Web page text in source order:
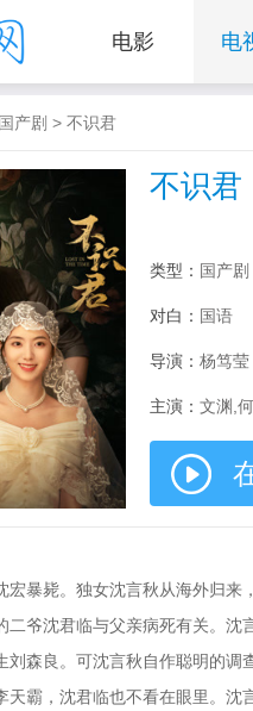
电影 电
国产剧 > 不识君
不识君
类型： 国产剧
对白： 国语
导演： 杨笃莹
主演： 文渊,
宏暴毙。独女沈言秋从海外归来
二爷沈君临与父亲病死有关。
刘森良。可沈言秋自作聪明的
天霸，沈君临也不看在眼里。